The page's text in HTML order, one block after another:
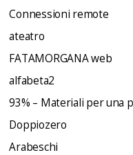
Connessioni remote
ateatro
FATAMORGANA web
alfabeta2
93% – Materiali per una
Doppiozero
Arabeschi